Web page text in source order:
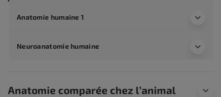
Anatomie humaine 1
Neuroanatomie humaine
Anatomie comparée chez l’animal